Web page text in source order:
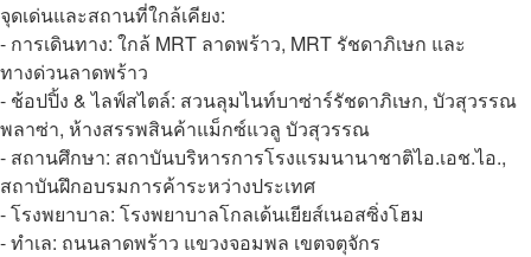
จุดเด่นและสถานที่ใกล้เคียง:
- การเดินทาง: ใกล้ MRT ลาดพร้าว, MRT รัชดาภิเษก และ
ทางด่วนลาดพร้าว
- ช้อปปิ้ง & ไลฟ์สไตล์: สวนลุมไนท์บาซ่าร์รัชดาภิเษก, บัวสุวรรณ
พลาซ่า, ห้างสรรพสินค้าแม็กซ์แวลู บัวสุวรรณ
- สถานศึกษา: สถาบันบริหารการโรงแรมนานาชาติไอ.เอช.ไอ.,
สถาบันฝึกอบรมการค้าระหว่างประเทศ
- โรงพยาบาล: โรงพยาบาลโกลเด้นเยียส์เนอสซิ่งโฮม
- ทำเล: ถนนลาดพร้าว แขวงจอมพล เขตจตุจักร